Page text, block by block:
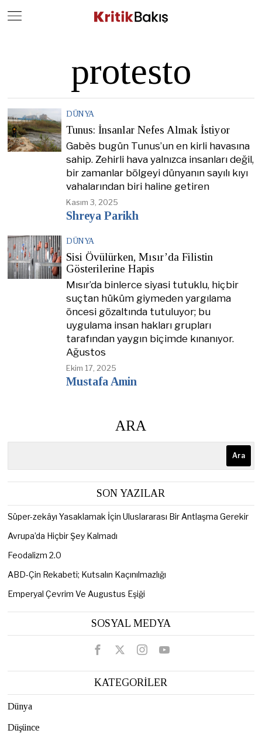
protesto
DÜNYA
Tunus: İnsanlar Nefes Almak İstiyor
Gabès bugün Tunus’un en kirli havasına
sahip. Zehirli hava yalnızca insanları değil,
bir zamanlar bölgeyi dünyanın sayılı kıyı
vahalarından biri haline getiren
Kasım 3, 2025
Shreya Parikh
DÜNYA
Sisi Övülürken, Mısır’da Filistin
Gösterilerine Hapis
Mısır’da binlerce siyasi tutuklu, hiçbir
suçtan hüküm giymeden yargılama
öncesi gözaltında tutuluyor; bu
uygulama insan hakları grupları
tarafından yaygın biçimde kınanıyor.
Ağustos
Ekim 17, 2025
Mustafa Amin
ARA
Ara
SON YAZILAR
Süper-zekâyı Yasaklamak İçin Uluslararası Bir Antlaşma Gerekir
Avrupa’da Hiçbir Şey Kalmadı
Feodalizm 2.0
ABD-Çin Rekabeti; Kutsalın Kaçınılmazlığı
Emperyal Çevrim Ve Augustus Eşiği
SOSYAL MEDYA
KATEGORİLER
Dünya
Düşünce